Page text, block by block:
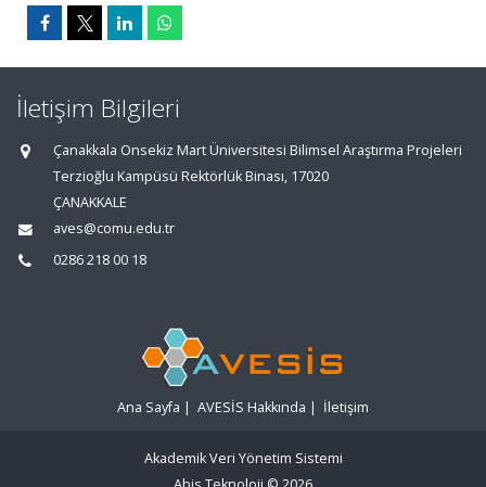
İletişim Bilgileri
Çanakkala Onsekiz Mart Üniversitesi Bilimsel Araştırma Projeleri
Terzioğlu Kampüsü Rektörlük Binası, 17020
ÇANAKKALE
aves@comu.edu.tr
0286 218 00 18
Ana Sayfa | AVESİS Hakkında | İletişim
Akademik Veri Yönetim Sistemi